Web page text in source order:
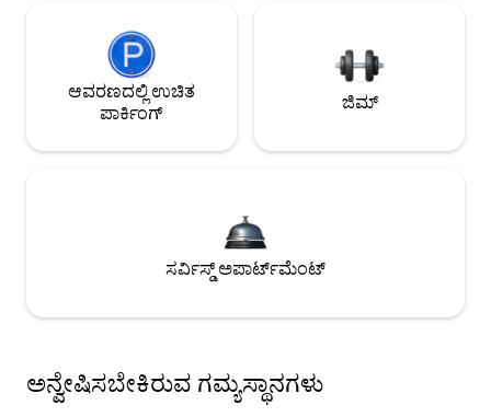
ಆವರಣದಲ್ಲಿ ಉಚಿತ
ಪಾರ್ಕಿಂಗ್
ಜಿಮ್
ಸರ್ವಿಸ್ಡ್ ಅಪಾರ್ಟ್‌ಮೆಂಟ್
ಅನ್ವೇಷಿಸಬೇಕಿರುವ ಗಮ್ಯಸ್ಥಾನಗಳು